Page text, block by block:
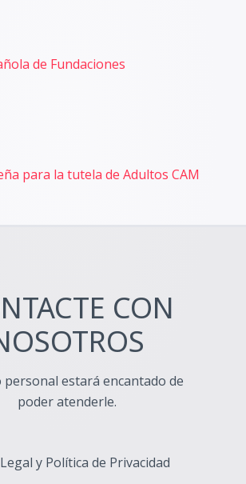
de Fundaciones
para la tutela de Adultos CAM
CON
estará encantado de
poder atenderle.
y Política de Privacidad